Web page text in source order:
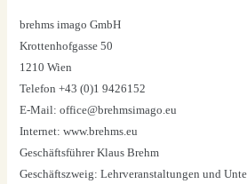
brehms ima­go GmbH
Krot­ten­hof­gas­se 50
1210 Wien
Tele­fon +43 (0)1 9426152
E‑Mail: office@brehmsimago.eu
Inter­net: www.brehms.eu
Geschäfts­füh­rer Klaus Brehm
Geschäfts­zweig: Lehr­ver­an­stal­tun­gen und